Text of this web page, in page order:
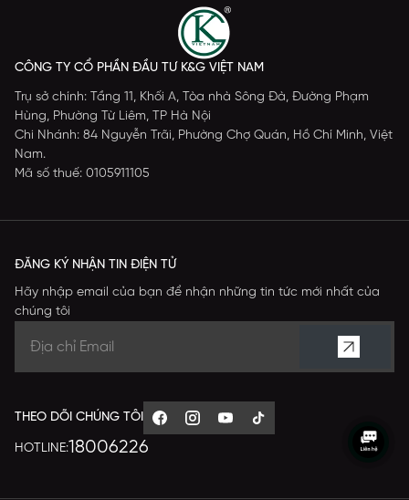
CÔNG TY CỔ PHẦN ĐẦU TƯ K&G VIỆT NAM
Trụ sở chính: Tầng 11, Khối A, Tòa nhà Sông Đà, Đường Phạm
Hùng, Phường Từ Liêm, TP Hà Nội
Chi Nhánh: 84 Nguyễn Trãi, Phường Chợ Quán, Hồ Chí Minh, Việt
Nam.
Mã số thuế: 0105911105
ĐĂNG KÝ NHẬN TIN ĐIỆN TỬ
Hãy nhập email của bạn để nhận những tin tức mới nhất của
chúng tôi
THEO DÕI CHÚNG TÔI
HOTLINE:18006226